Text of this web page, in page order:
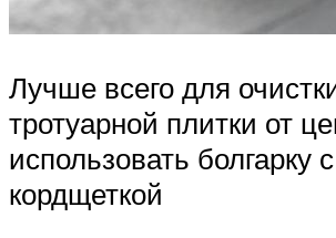
Лучше всего для
тротуарной плитки от
использовать болгарку с
кордщеткой